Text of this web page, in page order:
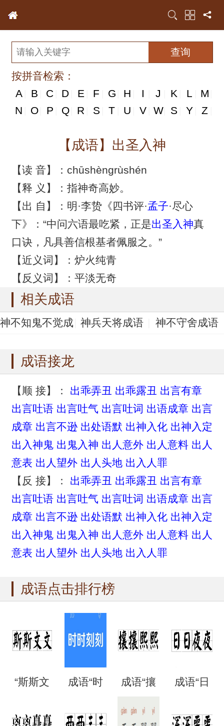
按拼音检索：
A
B C D E F G H I J K L M
N
N O P Q R S T U V W S Y Z
【成语】出圣入神
【读 音】：chūshèngrùshén
【释 义】：指神奇高妙。
【出 自】：明·李贽《四书评·孟子·尽心
下》：“中问六语最吃紧，正是出圣入神真
口诀，凡具善信根基者佩服之。”
【近义词】：炉火纯青
【反义词】：平淡无奇
相关成语
神不知鬼不觉成
神兵天将成语
神不守舍成语
成语接龙
【顺 接】： 出乖弄丑 出乖露丑 出言有章
出言吐语 出言吐气 出言吐词 出语成章 出言
成章 出言不逊 出处语默 出神入化 出神入定
出入神鬼 出鬼入神 出人意外 出人意料 出人
意表 出人望外 出人头地 出入人罪
【反 接】： 出乖弄丑 出乖露丑 出言有章
出言吐语 出言吐气 出言吐词 出语成章 出言
成章 出言不逊 出处语默 出神入化 出神入定
出入神鬼 出鬼入神 出人意外 出人意料 出人
意表 出人望外 出人头地 出入人罪
成语点击排行榜
“斯斯文 成语“时
时刻
成语“攘
攘熙
成语“日